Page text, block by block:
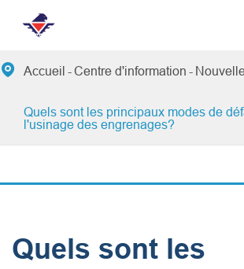
 Accueil Centre d'information
Quels sont les principaux modes de
l'usinage des engrenages?
Quels sont les